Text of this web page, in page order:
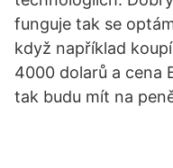
funguje tak se
když například
4000 dolarů a cena
tak budu mít na